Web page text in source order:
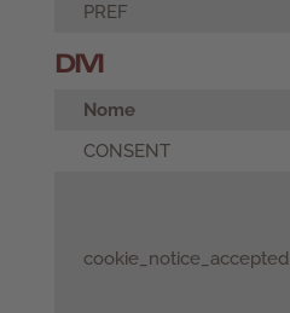
PREF
DIVI
Nome
CONSENT
cookie_notice_accepted